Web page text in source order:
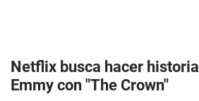
Netflix busca hacer
Emmy con "The Crown"